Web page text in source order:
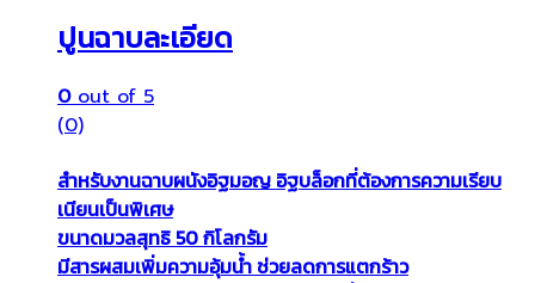
ปูนฉาบละเอียด
0out of 5
(0)
สำหรับงานฉาบผนังอิฐมอญ อิฐบล็อกที่ต้องการความเรียบ
เนียนเป็นพิเศษ
ขนาดมวลสุทธิ 50 กิโลกรัม
มีสารผสมเพิ่มความอุ้มน้ำ ช่วยลดการแตกร้าว